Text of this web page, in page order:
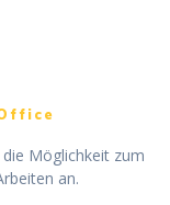
Möglichkeit zum
an.